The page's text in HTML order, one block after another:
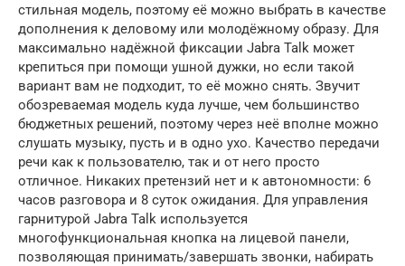
стильная модель, поэтому её можно выбрать в качестве
дополнения к деловому или молодёжному образу. Для
максимально надёжной фиксации Jabra Talk может
крепиться при помощи ушной дужки, но если такой
вариант вам не подходит, то её можно снять. Звучит
обозреваемая модель куда лучше, чем большинство
бюджетных решений, поэтому через неё вполне можно
слушать музыку, пусть и в одно ухо. Качество передачи
речи как к пользователю, так и от него просто
отличное. Никаких претензий нет и к автономности: 6
часов разговора и 8 суток ожидания. Для управления
гарнитурой Jabra Talk используется
многофункциональная кнопка на лицевой панели,
позволяющая принимать/завершать звонки, набирать